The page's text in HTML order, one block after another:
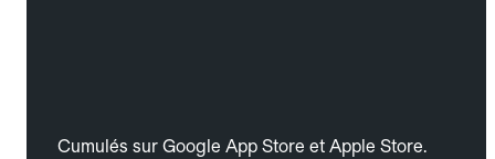
Cumulés sur Google App Store et Apple Store.